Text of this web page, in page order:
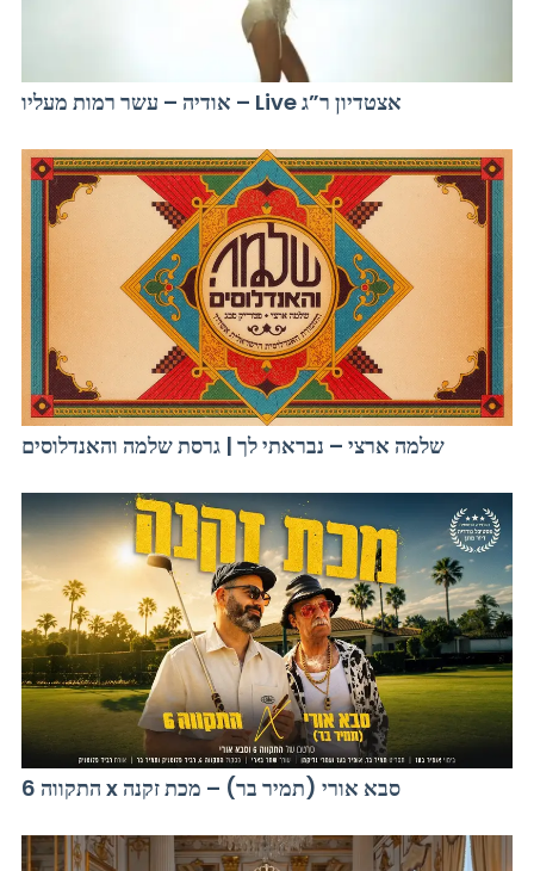
אודיה – עשר רמות מעליו – Live אצטדיון ר”ג
שלמה ארצי – נבראתי לך | גרסת שלמה והאנדלוסים
התקווה 6 x סבא אורי (תמיר בר) – מכת זקנה